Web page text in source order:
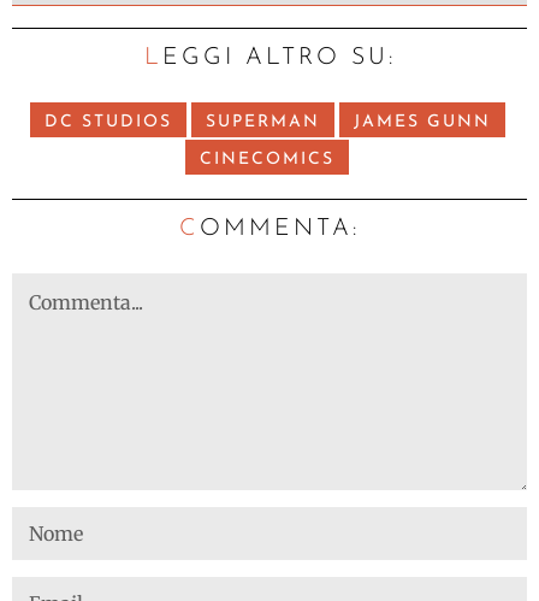
LEGGI ALTRO SU:
DC STUDIOS SUPERMAN JAMES GUNN
CINECOMICS
C OMMENTA: